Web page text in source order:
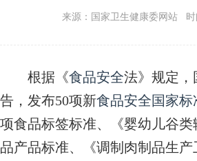
来源：国家卫生健康委网站
根据《食品安全法》规定，
告，发布50项新食品安全国家标
项食品标签标准、《婴幼儿谷
品产品标准、《调制肉制品生